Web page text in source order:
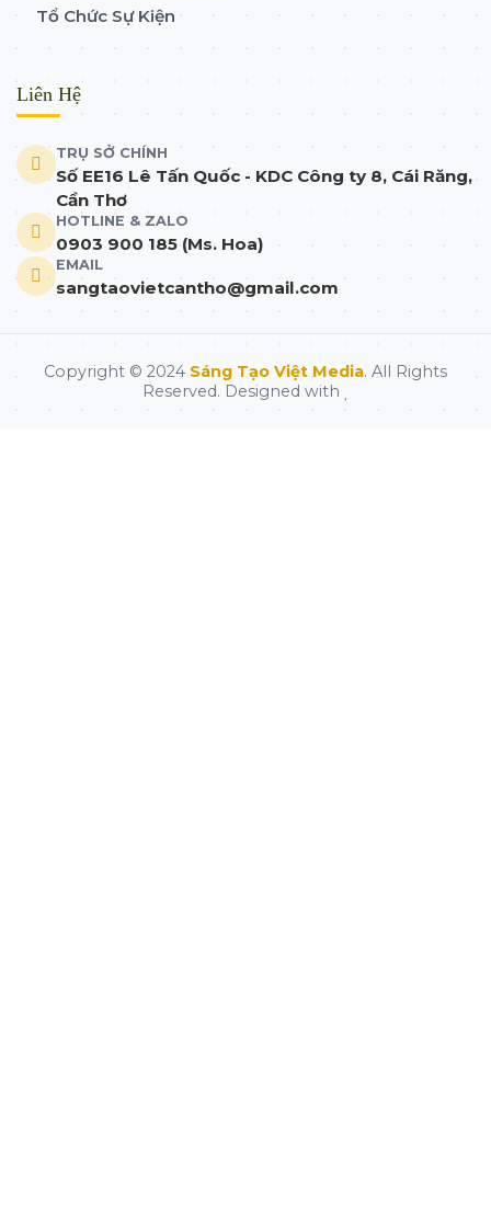
Tổ Chức Sự Kiện
Liên Hệ
TRỤ SỞ CHÍNH
Số EE16 Lê Tấn Quốc - KDC Công ty 8, Cái Răng,
Cần Thơ
HOTLINE & ZALO
0903 900 185 (Ms. Hoa)
EMAIL
sangtaovietcantho@gmail.com
Copyright © 2024 Sáng Tạo Việt Media. All Rights
Reserved. Designed with